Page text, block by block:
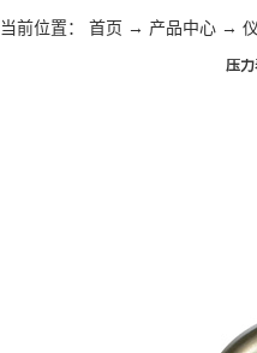
当前位置： 首页 → 产品中心 →
压